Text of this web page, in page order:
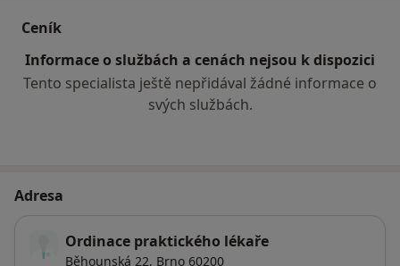
Ceník
Informace o službách a cenách nejsou k dispozici
Tento specialista ještě nepřidával žádné informace o
svých službách.
Adresa
Ordinace praktického lékaře
Běhounská 22, Brno 60200